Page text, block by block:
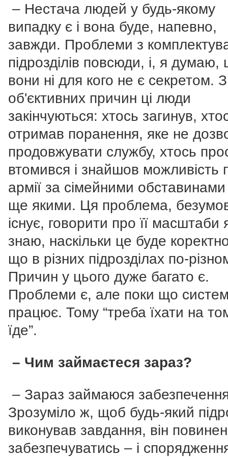
– Нестача людей у ​​будь-якому
випадку є і вона буде, напевно,
завжди. Проблеми з
підрозділів повсюди, і, я думаю,
вони ні для кого не є секретом. З
об'єктивних причин ці люди
закінчуються: хтось загинув,
отримав поранення, яке не
продовжувати службу, хтось
втомився і знайшов можливість
армії за сімейними
ще якими. Ця проблема,
існує, говорити про її масштаби
знаю, наскільки це буде
що в різних підрозділах по-
Причин у цього дуже багато є.
Проблеми є, але поки що
працює. Тому “треба їхати на
їде”.
– Чим займаєтеся зараз?
– Зараз займаюся
Зрозуміло ж, щоб будь-який
виконував завдання, він
забезпечуватись – і